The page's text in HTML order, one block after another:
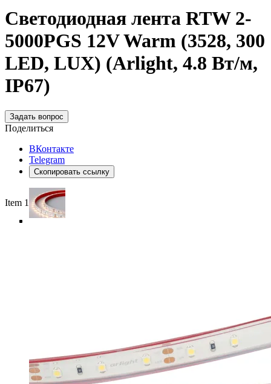
Светодиодная лента RTW 2-
5000PGS 12V Warm (3528, 300
LED, LUX) (Arlight, 4.8 Вт/м,
IP67)
Задать вопрос
Поделиться
ВКонтакте
Telegram
Скопировать ссылку
Item 1 of 5